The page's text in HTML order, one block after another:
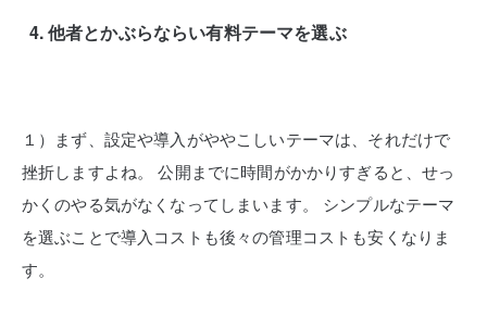
他者とかぶらならい有料テーマを選ぶ
１）まず、設定や導入がややこしいテーマは、それだけで
挫折しますよね。
公開までに時間がかかりすぎると、せっ
かくのやる気がなくなってしまいます。
シンプルなテーマ
を選ぶことで導入コストも後々の管理コストも安くなりま
す。